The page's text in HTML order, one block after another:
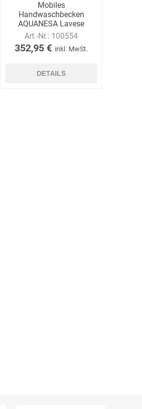
Dr. Sthamer Dräger
Mobiles
Handwaschbecken
AQUANESA Lavese
Standard, mit
Schultergurt
Art.-Nr.: 100554
352,95 € inkl. MwSt.
DETAILS